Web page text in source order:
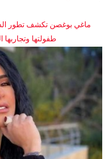
ماغي بوغصن تكشف تطور
طفولتها وتجاربها